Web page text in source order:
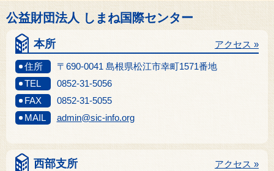
公益財団法人 しまね国際センター
本所
住所 〒690-0041 島根県松江市幸町1571番地
アクセス »
TEL
0852-31-5056
FAX
0852-31-5055
MAIL
admin@sic-info.org
西部支所 アクセス »